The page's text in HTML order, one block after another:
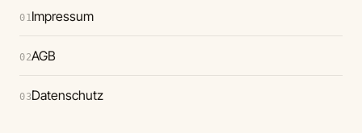
01 Impressum
02AGB
03Datenschutz